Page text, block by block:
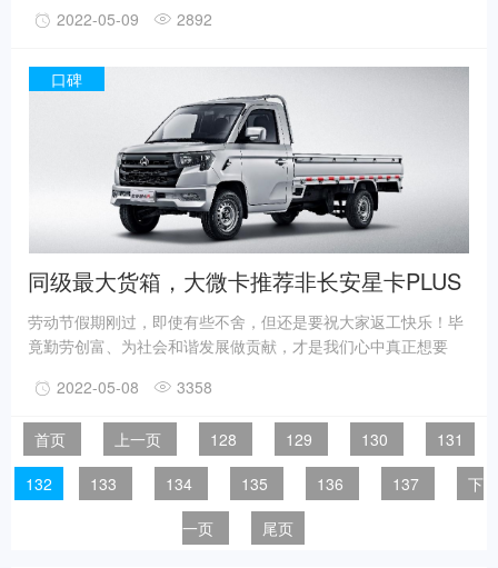
追求车辆的颜值、舒适及智能体验。
2022-05-09 2892
口碑
同级最大货箱，大微卡推荐非长安星卡PLUS
莫属
劳动节假期刚过，即使有些不舍，但还是要祝大家返工快乐！毕
竟勤劳创富、为社会和谐发展做贡献，才是我们心中真正想要
物流，货车都是最亲密的伙伴之一，大车有大车的好，载重量
大、适合长途运输，而到了终端物流和田间地头上，还是小货车
更方便灵活。
2022-05-08 3358
首页 上一页 128 129 130
131
132
133 134 135 136 137
下
一页
尾页